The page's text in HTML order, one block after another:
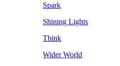
Spark
Shining Lights
Think
Wider World